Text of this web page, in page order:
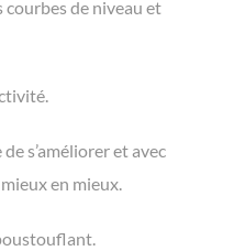
courbes de niveau et
s’améliorer et avec
en mieux.